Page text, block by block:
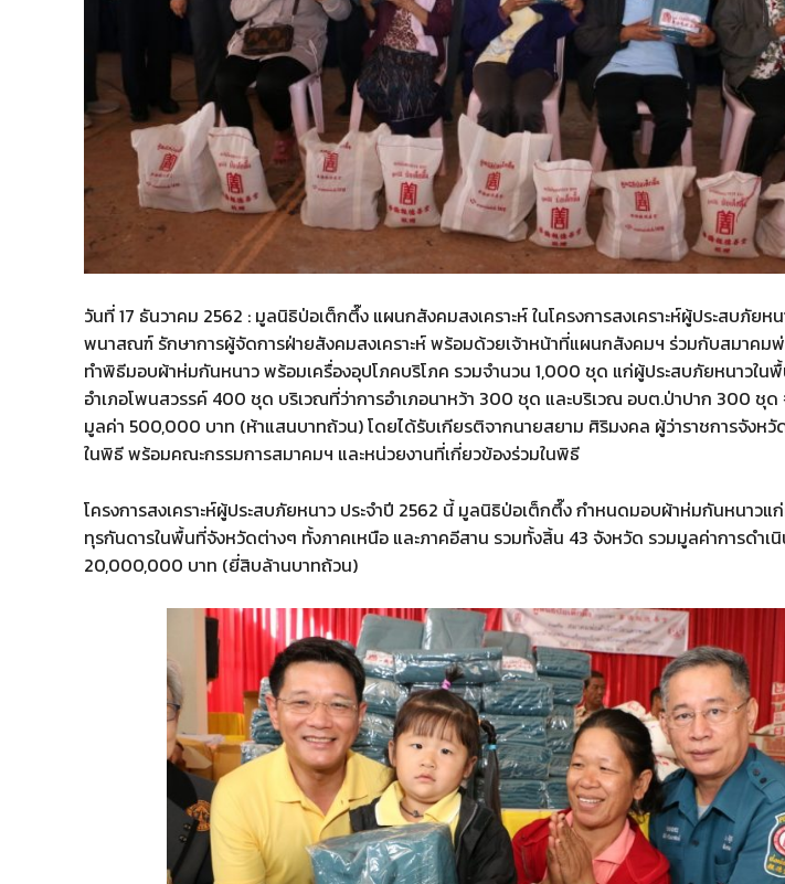
วันที่​ 17 ธันวาคม 2562​ : มูลนิธิป่อเต็กตึ๊ง แผนกสังคมสงเคราะห์​ ในโครงการสงเคราะห์ผู้ประสบภัย
พนาสณฑ์ รักษาการผู้จัดการฝ่ายสังคมสงเคราะห์ พร้อมด้วยเจ้าหน้าที่แผนกสังคมฯ ร่วมกับสมาค
ทำพิธีมอบผ้าห่มกันหนาว พร้อมเครื่องอุปโภคบริโภค รวมจำนวน 1,000 ชุด แก่ผู้ประสบภัยหนาวใน
อำเภอโพนสวรรค์ 400 ชุด บริเวณที่ว่าการอำเภอนาหว้า 300 ชุด และบริเวณ อบต.ป่าปาก 300 ชุ
มูลค่า 500,000 บาท​ (ห้าแสนบาทถ้วน) โดยได้รับเกียรติจากนายสยาม ศิริมงคล ผู้ว่าราชการจังหวั
ในพิธี พร้อมคณะกรรมการสมาคมฯ และหน่วยงานที่เกี่ยวข้องร่วมในพิธี
โครงการสงเคราะห์ผู้ประสบภัยหนาว ประจำปี 2562 นี้ มูลนิธิป่อเต็กตึ๊ง กำหนดมอบผ้าห่มกันหนาวแ
ทุรกันดารในพื้นที่จังหวัดต่างๆ ทั้งภาคเหนือ และภาคอีสาน รวมทั้งสิ้น 43 จังหวัด รวมมูลค่าการดำเนิ
20,000,000 บาท (ยี่สิบล้านบาทถ้วน)